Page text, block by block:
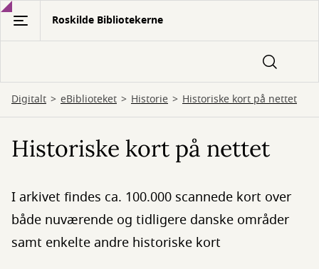
Gå
hovedindhold
Roskilde Bibliotekerne
Digitalt eBiblioteket Historie Historiske kort på nettet
Historiske kort på nettet
I arkivet findes ca. 100.000 scannede kort over
både nuværende og tidligere danske områder
samt enkelte andre historiske kort